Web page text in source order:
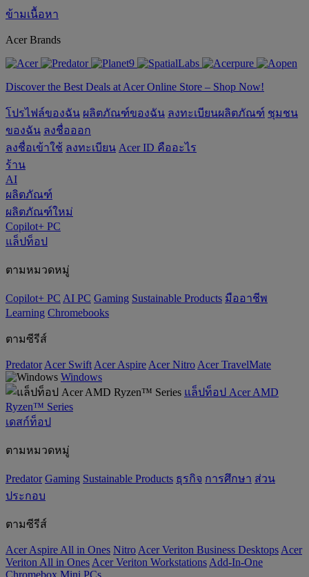
ข้ามเนื้อหา
Acer Brands
Discover the Best Deals at Acer Online Store – Shop Now!
โปรไฟล์ของฉัน ผลิตภัณฑ์ของฉัน ลงทะเบียนผลิตภัณฑ์ ชุมชน
ของฉัน ลงชื่อออก
ลงชื่อเข้าใช้ ลงทะเบียน Acer ID คืออะไร
ร้าน
AI
ผลิตภัณฑ์
ผลิตภัณฑ์ใหม่
Copilot+ PC
แล็ปท็อป
ตามหมวดหมู่
Copilot+ PC AI PC Gaming ‌Sustainable Products มืออาชีพ
‌Learning Chromebooks
ตามซีรีส์
Predator Acer Swift Acer Aspire Acer Nitro Acer TravelMate
Windows
แล็ปท็อป Acer AMD
Ryzen™ Series
เดสก์ท็อป
ตามหมวดหมู่
Predator Gaming ‌Sustainable Products ธุรกิจ การศึกษา ส่วน
ประกอบ
ตามซีรีส์
Acer Aspire All in Ones Nitro Acer Veriton Business Desktops Acer
Veriton All in Ones Acer Veriton Workstations Add-In-One
Chromebox Mini PCs